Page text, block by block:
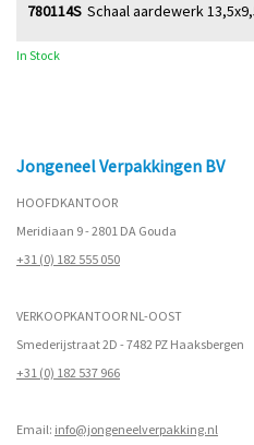
Schaal aardewerk
780114S
In Stock
Jongeneel Verpakkingen BV
HOOFDKANTOOR
Meridiaan 9 - 2801 DA Gouda
+31 (0) 182 555 050
VERKOOPKANTOOR NL-OOST
Smederijstraat 2D - 7482 PZ Haaksbergen
+31 (0) 182 537 966
Email: info@jongeneelverpakking.nl